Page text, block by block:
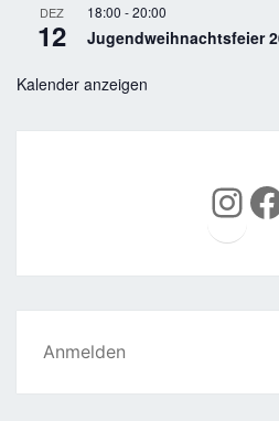
DEZ
12
18:00 -20:00
Jugendweihnachtsfeier
Kalender anzeigen
Anmelden